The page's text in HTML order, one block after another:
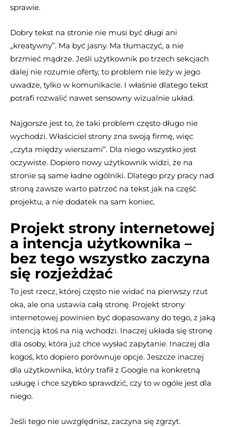
sprawie.
Dobry tekst na stronie nie musi być długi ani
„kreatywny”. Ma być jasny. Ma tłumaczyć, a nie
brzmieć mądrze. Jeśli użytkownik po trzech sekcjach
dalej nie rozumie oferty, to problem nie leży w jego
uwadze, tylko w komunikacie. I właśnie dlatego tekst
potrafi rozwalić nawet sensowny wizualnie układ.
Najgorsze jest to, że taki problem często długo nie
wychodzi. Właściciel strony zna swoją firmę, więc
„czyta między wierszami”. Dla niego wszystko jest
oczywiste. Dopiero nowy użytkownik widzi, że na
stronie są same ładne ogólniki. Dlatego przy pracy nad
stroną zawsze warto patrzeć na tekst jak na część
projektu, a nie dodatek na sam koniec.
Projekt strony internetowej
a intencja użytkownika –
bez tego wszystko zaczyna
się rozjeżdżać
To jest rzecz, której często nie widać na pierwszy rzut
oka, ale ona ustawia całą stronę. Projekt strony
internetowej powinien być dopasowany do tego, z jaką
intencją ktoś na nią wchodzi. Inaczej układa się stronę
dla osoby, która już chce wysłać zapytanie. Inaczej dla
kogoś, kto dopiero porównuje opcje. Jeszcze inaczej
dla użytkownika, który trafił z Google na konkretną
usługę i chce szybko sprawdzić, czy to w ogóle jest dla
niego.
Jeśli tego nie uwzględnisz, zaczyna się zgrzyt.